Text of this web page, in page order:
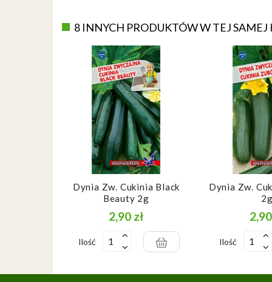
8 INNYCH PRODUKTÓW W TEJ SAMEJ
Dynia Zw. Cukinia Black
Beauty 2g
2,90 zł
Ilość
Dynia Zw.
2g
Ilość